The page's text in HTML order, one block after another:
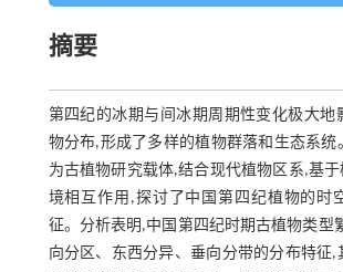
摘要
第四纪的冰期与间冰期周期性变化极大地
物分布,形成了多样的植物群落和生态系统
为古植物研究载体,结合现代植物区系,基
境相互作用,探讨了中国第四纪植物的时
征。分析表明,中国第四纪时期古植物类型
向分区、东西分异、垂向分带的分布特征,